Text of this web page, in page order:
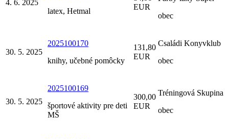
4. 6. 2025
latex, Hetmal
EUR
obec
30. 5. 2025
2025100170
knihy, učebné pomôcky
131,80
EUR
Családi Konyvklub
obec
30. 5. 2025
2025100169
športové aktivity pre deti
MŠ
300,00
EUR
Tréningová Skupina
obec